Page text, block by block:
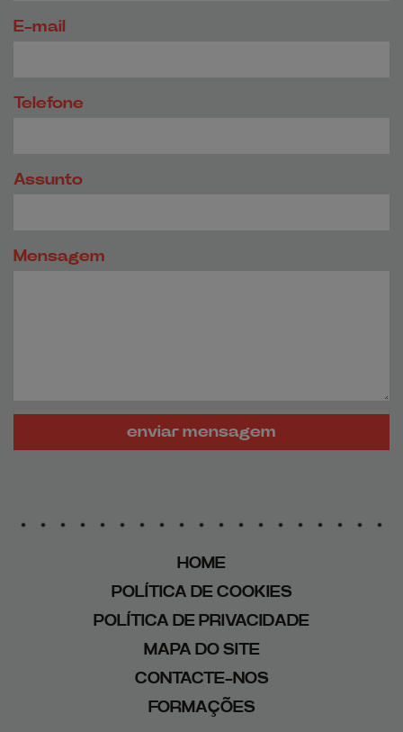
E-mail
Telefone
Assunto
Mensagem
enviar mensagem
HOME
POLÍTICA DE COOKIES
POLÍTICA DE PRIVACIDADE
MAPA DO SITE
CONTACTE-NOS
FORMAÇÕES